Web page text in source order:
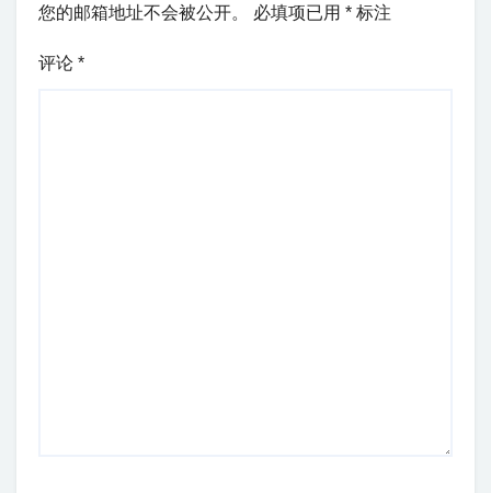
您的邮箱地址不会被公开。 必填项已用 * 标注
评论 *